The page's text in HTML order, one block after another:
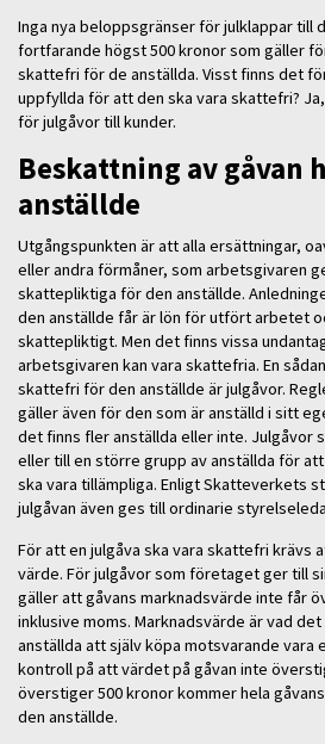
Inga nya beloppsgränser för julklappar till
fortfarande högst 500 kronor som gäller
skattefri för de anställda. Visst finns det
uppfyllda för att den ska vara skattefri?
för julgåvor till kunder.
Beskattning av gåvan
anställde
Utgångspunkten är att alla ersättningar,
eller andra förmåner, som arbetsgivaren
skattepliktiga för den anställde.
den anställde får är lön för utfört arbetet
skattepliktigt. Men det finns vissa
arbetsgivaren kan vara skattefria. En
skattefri för den anställde är julgåvor.
gäller även för den som är anställd i sitt
det finns fler anställda eller inte. Julgåvor
eller till en större grupp av anställda för
ska vara tillämpliga. Enligt Skatteverkets
julgåvan även ges till ordinarie
För att en julgåva ska vara skattefri krävs
värde. För julgåvor som företaget ger till
gäller att gåvans marknadsvärde inte får
inklusive moms. Marknadsvärde är vad
anställda att själv köpa motsvarande vara
kontroll på att värdet på gåvan inte
överstiger 500 kronor kommer hela
den anställde.